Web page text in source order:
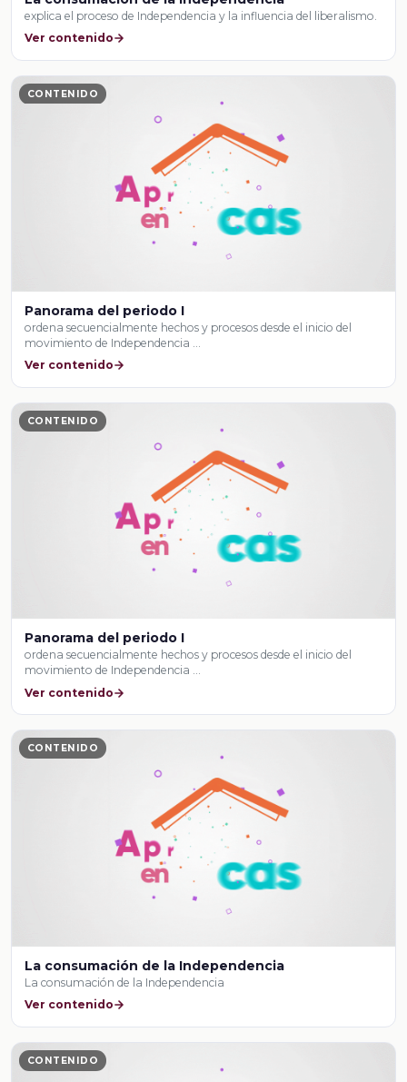
explica el proceso de Independencia y la influencia del liberalismo.
Ver contenido
CONTENIDO
Panorama del periodo I
ordena secuencialmente hechos y procesos desde el inicio del
movimiento de Independencia …
Ver contenido
CONTENIDO
Panorama del periodo I
ordena secuencialmente hechos y procesos desde el inicio del
movimiento de Independencia …
Ver contenido
CONTENIDO
La consumación de la Independencia
La consumación de la Independencia
Ver contenido
CONTENIDO